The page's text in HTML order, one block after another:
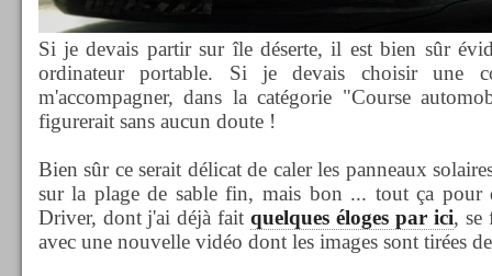
Si je devais partir sur île déserte, il est bien sûr
ordinateur portable. Si je devais choisir une
m'accompagner, dans la catégorie "Course
figurerait sans aucun doute !
Bien sûr ce serait délicat de caler les panneaux
sur la plage de sable fin, mais bon ... tout ça pour
Driver, dont j'ai déjà faitquelques éloges par ici, se
avec une nouvelle vidéo dont les images sont tirées